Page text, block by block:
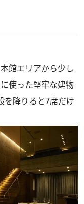
館エリアから少し
使った堅牢な建物
を降りると7席だけ